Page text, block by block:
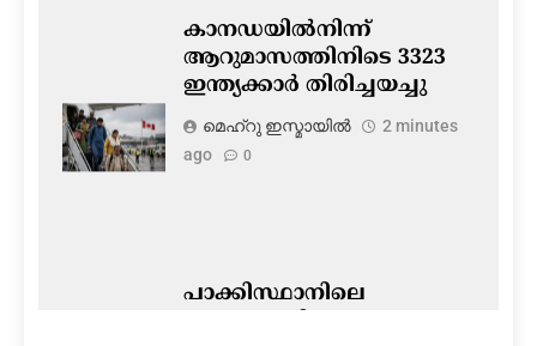
കാനഡയിൽനിന്ന്
ആറുമാസത്തിനിടെ 3323
ഇന്ത്യക്കാർ തിരിച്ചയച്ചു
മെഹ്റു ഇസ്മായില്‍
2 minutes
ago
0
പാക്കിസ്ഥാനിലെ